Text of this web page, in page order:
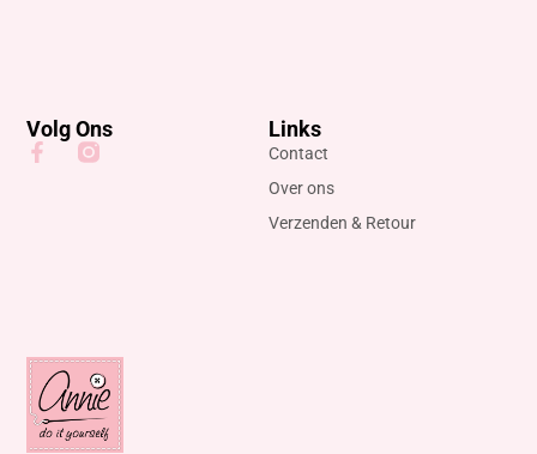
Links
Contact
Over ons
Verzenden & Retour
Volg Ons